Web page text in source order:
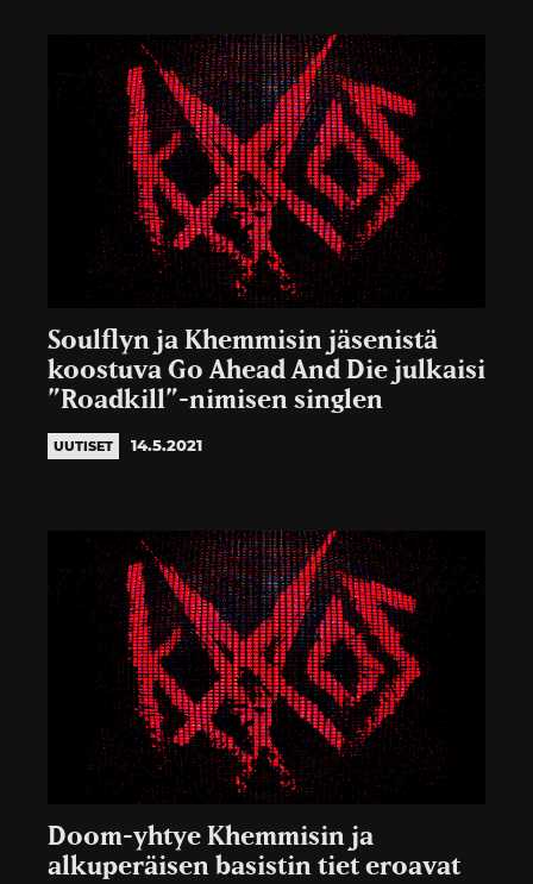
Soulflyn ja Khemmisin jäsenistä
koostuva Go Ahead And Die julkaisi
”Roadkill”-nimisen singlen
UUTISET 14.5.2021
Doom-yhtye Khemmisin ja
alkuperäisen basistin tiet eroavat